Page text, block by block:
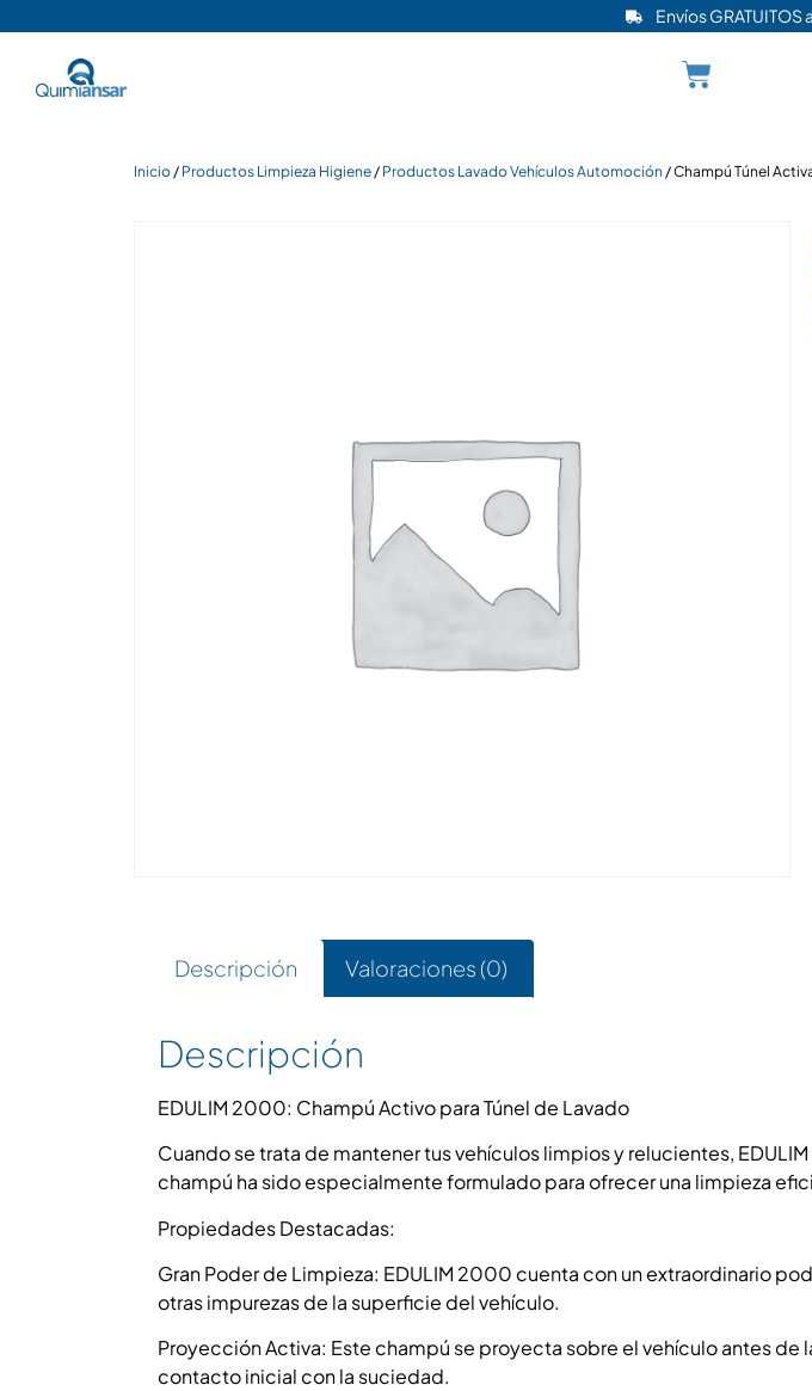
Envíos
Inicio/ Productos Limpieza Higiene/ Productos Lavado Vehículos Automoción / Champú Túnel
Descripción Valoraciones (0)
Descripción
EDULIM 2000: Champú Activo para Túnel de Lavado
Cuando se trata de mantener tus vehículos limpios y relucientes,
champú ha sido especialmente formulado para ofrecer una limpieza
Propiedades Destacadas:
Gran Poder de Limpieza: EDULIM 2000 cuenta con un extraordinario
otras impurezas de la superficie del vehículo.
Proyección Activa: Este champú se proyecta sobre el vehículo antes
contacto inicial con la suciedad.